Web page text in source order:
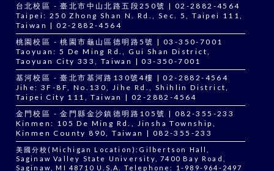
台北校區 - 臺北市中山北路五段250號 | 02-2882-4564
Taipei: 250 Zhong Shan N. Rd., Sec. 5, Taipei 111,
Taiwan | 02-2882-4564
桃園校區 - 桃園市龜山區德明路5號 | 03-350-7001
Taoyuan: 5 De Ming Rd., Gui Shan District,
Taoyuan City 333, Taiwan | 03-350-7001
基河校區 - 臺北市基河路130號4樓 | 02-2882-4564
Jihe: 3F-8F, No.130, Jihe Rd., Shihlin District,
Taipei City 111, Taiwan | 02-2882-4564
金門校區 - 金門縣金沙鎮德明路105號 | 082-355-233
Kinmen: 105 De Ming Rd., Jinsha Township,
Kinmen County 890, Taiwan | 082-355-233
美國分校(Michigan Location):Gilbertson Hall,
Saginaw Valley State University, 7400 Bay Road,
Saginaw, MI 48710 U.S.A. Telephone: 1-989-964-2497